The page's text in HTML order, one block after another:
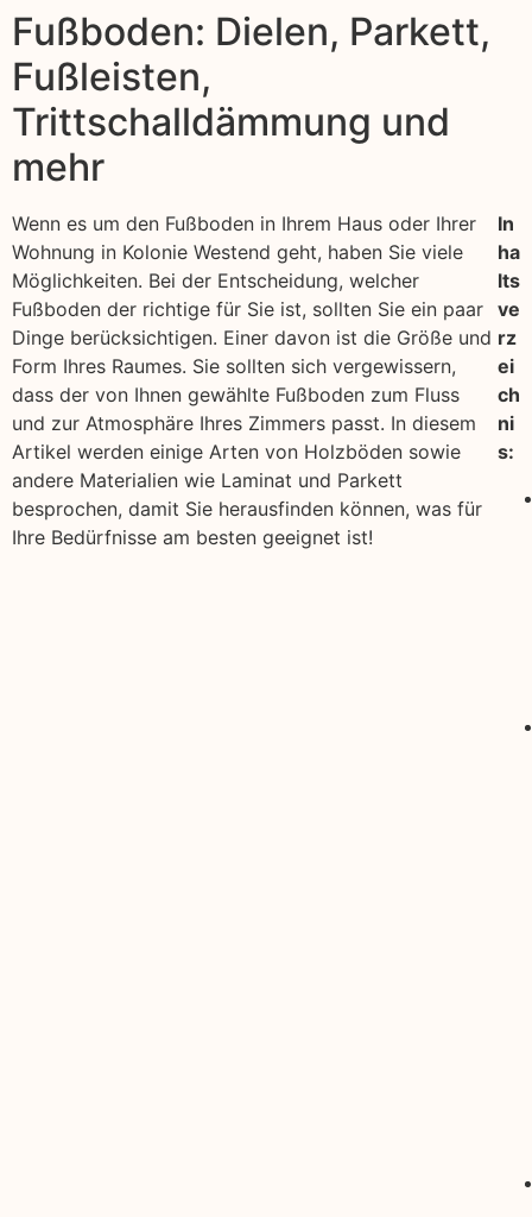
Fußboden: Dielen, Parkett,
Fußleisten,
Trittschalldämmung und
mehr
Wenn es um den Fußboden in Ihrem Haus oder Ihrer
Wohnung in Kolonie Westend geht, haben Sie viele
Möglichkeiten. Bei der Entscheidung, welcher
Fußboden der richtige für Sie ist, sollten Sie ein paar
Dinge berücksichtigen. Einer davon ist die Größe und
Form Ihres Raumes. Sie sollten sich vergewissern,
dass der von Ihnen gewählte Fußboden zum Fluss
und zur Atmosphäre Ihres Zimmers passt. In diesem
Artikel werden einige Arten von Holzböden sowie
andere Materialien wie Laminat und Parkett
besprochen, damit Sie herausfinden können, was für
Ihre Bedürfnisse am besten geeignet ist!
In
ha
lts
ve
rz
ei
ch
ni
s: